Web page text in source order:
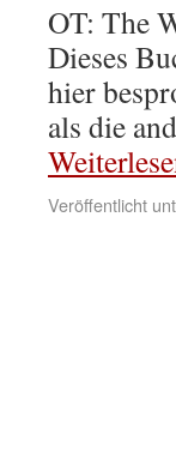
OT: The
Dieses
hier
als die
Veröffentlicht